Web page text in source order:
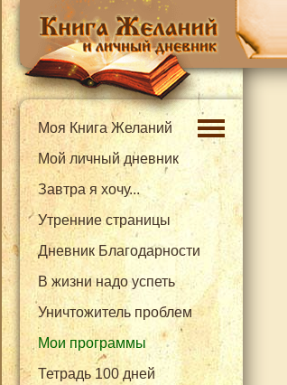
Моя Книга Желаний
Мой личный дневник
Завтра я хочу...
Утренние страницы
Дневник Благодарности
В жизни надо успеть
Уничтожитель проблем
Мои программы
Тетрадь 100 дней